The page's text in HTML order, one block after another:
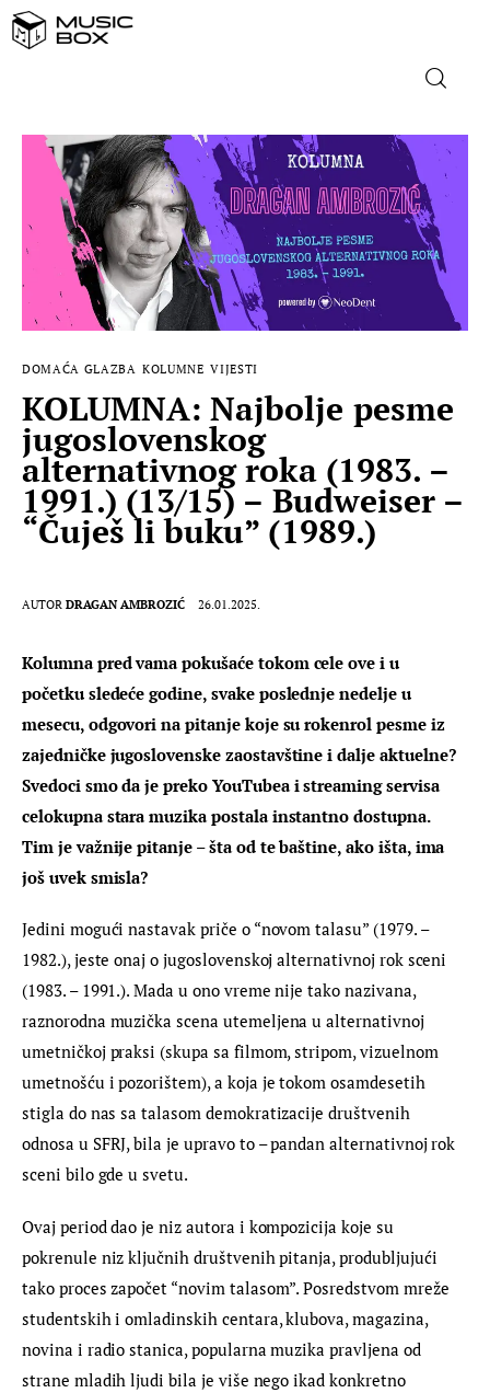
NASLOVNICA
DOMAĆA GLAZBA
STRANA GLAZBA
FILM
MUSIC BOX
DOMAĆA GLAZBA KOLUMNE VIJESTI
KOLUMNA: Najbolje pesme
jugoslovenskog
alternativnog roka (1983. –
1991.) (13/15) – Budweiser –
“Čuješ li buku” (1989.)
AUTOR DRAGAN AMBROZIĆ 26.01.2025.
Kolumna pred vama pokušaće tokom cele ove i u
početku sledeće godine, svake poslednje nedelje u
mesecu, odgovori na pitanje koje su rokenrol pesme iz
zajedničke jugoslovenske zaostavštine i dalje aktuelne?
Svedoci smo da je preko YouTubea i streaming servisa
celokupna stara muzika postala instantno dostupna.
Tim je važnije pitanje – šta od te baštine, ako išta, ima
još uvek smisla?
Jedini mogući nastavak priče o “novom talasu” (1979. –
1982.), jeste onaj o jugoslovenskoj alternativnoj rok sceni
(1983. – 1991.). Mada u ono vreme nije tako nazivana,
raznorodna muzička scena utemeljena u alternativnoj
umetničkoj praksi (skupa sa filmom, stripom, vizuelnom
umetnošću i pozorištem), a koja je tokom osamdesetih
stigla do nas sa talasom demokratizacije društvenih
odnosa u SFRJ, bila je upravo to – pandan alternativnoj rok
sceni bilo gde u svetu.
Ovaj period dao je niz autora i kompozicija koje su
pokrenule niz ključnih društvenih pitanja, produbljujući
tako proces započet “novim talasom”. Posredstvom mreže
studentskih i omladinskih centara, klubova, magazina,
novina i radio stanica, popularna muzika pravljena od
strane mladih ljudi bila je više nego ikad konkretno